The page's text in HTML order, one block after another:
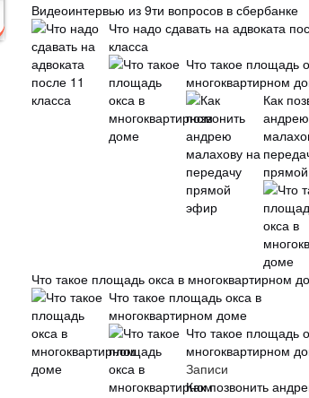
Видеоинтервью из 9ти вопросов в сбербанке
Что надо сдавать на адвоката
класса
Что такое площадь
многоквартирном
Как
андрею
Что такое площадь окса в многоквартирном
Что такое площадь окса в
многоквартирном доме
Что такое площадь
многоквартирном
Записи
Как позвонить